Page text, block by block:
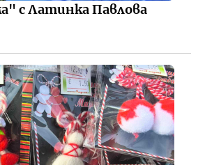
с Латинка Павлова